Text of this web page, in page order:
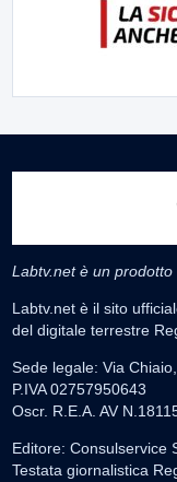
Labtv.net è un prodotto
Labtv.net è il sito
del digitale terrestre
Sede legale: Via
P.IVA 02757950643
Oscr. R.E.A. AV
Editore: Consulservice
Testata giornalistica